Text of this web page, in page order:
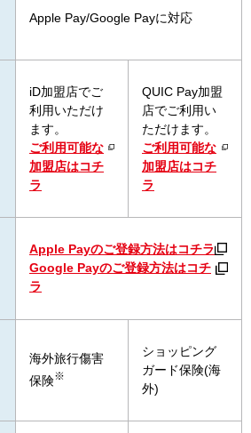
Apple Pay/Google Payに対応
iD加盟店でご
利用いただけ
ます。
ご利用可能な
加盟店はコチ
ラ
QUIC Pay加盟
店でご利用い
ただけます。
ご利用可能な
加盟店はコチ
ラ
Apple Payのご登録方法はコチラ
Google Payのご登録方法はコチ
ラ
海外旅行傷害
保険※
ショッピング
ガード保険(海
外)